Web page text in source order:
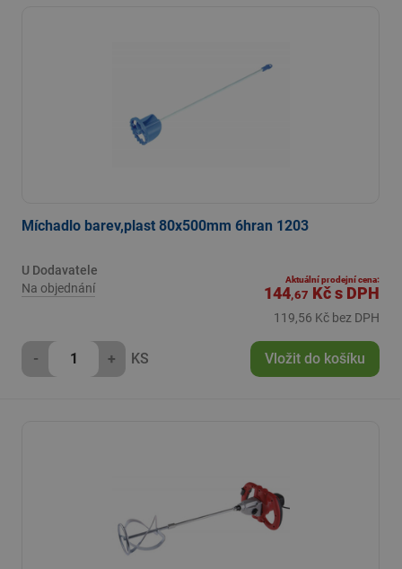
Míchadlo barev,plast 80x500mm 6hran 1203
U Dodavatele
Na objednání
Aktuální prodejní cena:
144,67 Kčs DPH
119,56 Kč bez DPH
- + KS Vložit do košíku